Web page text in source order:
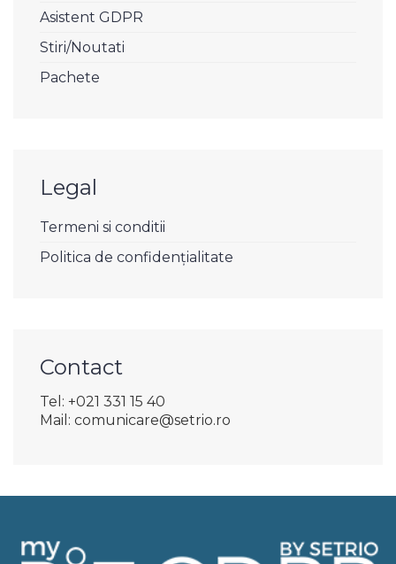
Asistent GDPR
Stiri/Noutati
Pachete
Legal
Termeni si conditii
Politica de confidențialitate
Contact
Tel: +021 331 15 40
Mail: comunicare@setrio.ro